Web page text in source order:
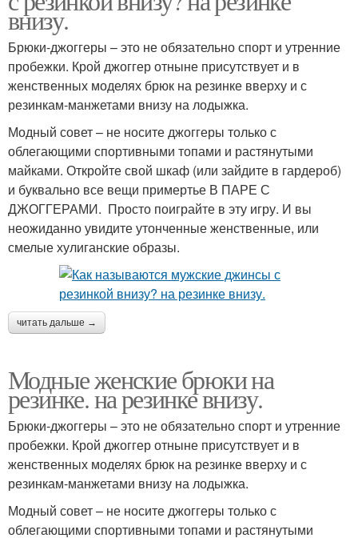
внизу.
Брюки-джоггеры – это не обязательно спорт и утренние
пробежки. Крой джоггер отныне присутствует и в
женственных моделях брюк на резинке вверху и с
резинкам-манжетами внизу на лодыжка.
Модный совет – не носите джоггеры только с
облегающими спортивными топами и растянутыми
майками. Откройте свой шкаф (или зайдите в гардероб)
и буквально все вещи примертье В ПАРЕ С
ДЖОГГЕРАМИ. Просто поиграйте в эту игру. И вы
неожиданно увидите утонченные женственные, или
смелые хулиганские образы.
читать дальше →
Модные женские брюки на
резинке. на резинке внизу.
Брюки-джоггеры – это не обязательно спорт и утренние
пробежки. Крой джоггер отныне присутствует и в
женственных моделях брюк на резинке вверху и с
резинкам-манжетами внизу на лодыжка.
Модный совет – не носите джоггеры только с
облегающими спортивными топами и растянутыми